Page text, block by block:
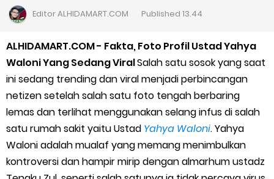
Cara Daftar Goshop agar Cepat Diterima
Apa itu Grab Saap? Layanan Antri Online Terbaru Dari Grab
Cara Jitu Mendapat Voucher Gojek Gratis
Cara Ping DNS Server Gojek Gopartner
Cara Mudah Melihat Nomor Shopeepay Sendiri dan Orang Lain
7 Cara Mudah Top Up Grab untuk Driver
EditorALHIDAMART.COM Published 13.44
ALHIDAMART.COM - Fakta, Foto Profil Ustad Yahya
Waloni Yang Sedang ViralSalah satu sosok yang saat
ini sedang trending dan viral menjadi perbincangan
netizen setelah salah satu foto tengah berbaring
lemas dan terlihat menggunakan selang infus di salah
satu rumah sakit yaitu Ustad Yahya Waloni. Yahya
Waloni adalah mualaf yang memang menimbulkan
kontroversi dan hampir mirip dengan almarhum ustadz